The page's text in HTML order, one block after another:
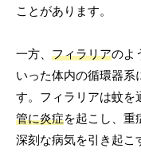
ことがあります。
一方、フィラリアのよ
いった体内の循環器系
す。フィラリアは蚊を
管に炎症を起こし、重
深刻な病気を引き起こ